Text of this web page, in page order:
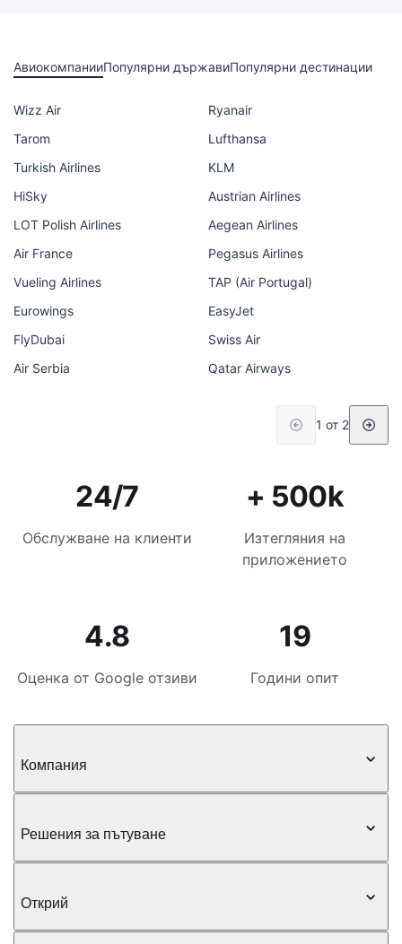
АвиокомпанииПопулярни държавиПопулярни дестинации
Wizz Air
Ryanair
Tarom
Lufthansa
Turkish Airlines
KLM
HiSky
Austrian Airlines
LOT Polish Airlines
Aegean Airlines
Air France
Pegasus Airlines
Vueling Airlines
TAP (Air Portugal)
Eurowings
EasyJet
FlyDubai
Swiss Air
Air Serbia
Qatar Airways
1 от 2
24/7
Обслужване на клиенти
+ 500k
Изтегляния на
приложението
4.8
Оценка от Google отзиви
19
Години опит
Компания
Решения за пътуване
Открий